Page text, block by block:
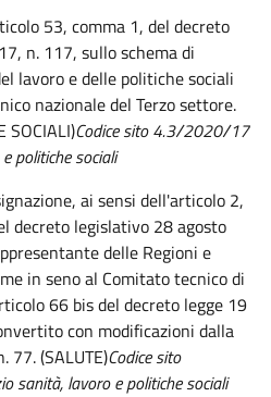
53, comma 1, del decreto
n. 117, sullo schema di
lavoro e delle politiche sociali
nazionale del Terzo settore.
SOCIALI)Codice sito 4.3/2020/17
politiche sociali
ai sensi dell'articolo 2,
decreto legislativo 28 agosto
delle Regioni e
in seno al Comitato tecnico di
66 bis del decreto legge 19
con modificazioni dalla
77. (SALUTE)Codice sito
sanità, lavoro e politiche sociali